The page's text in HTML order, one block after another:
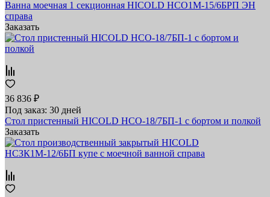
Ванна моечная 1 секционная HICOLD НСО1М-15/6БРП ЭН
справа
Заказать
36 836 ₽
Под заказ: 30 дней
Стол пристенный HICOLD НСО-18/7БП-1 с бортом и полкой
Заказать